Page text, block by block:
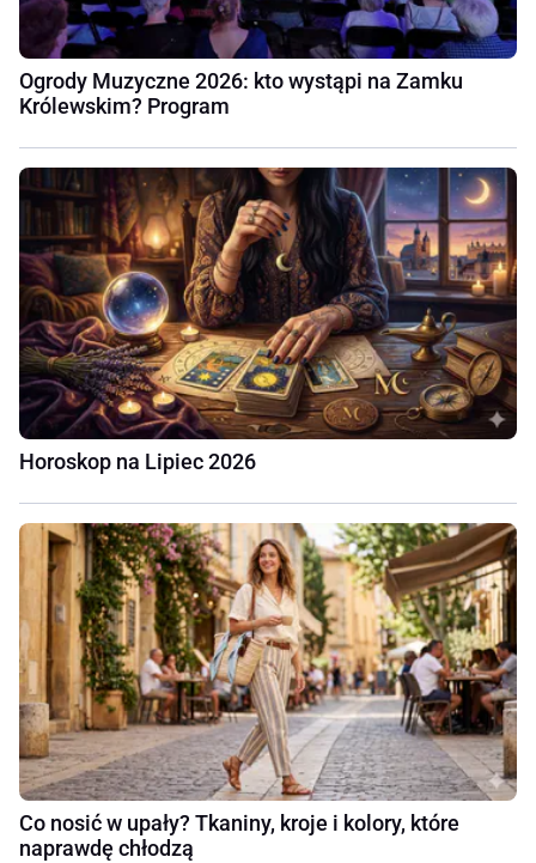
Ogrody Muzyczne 2026: kto wystąpi na Zamku
Królewskim? Program
Horoskop na Lipiec 2026
Co nosić w upały? Tkaniny, kroje i kolory, które
naprawdę chłodzą